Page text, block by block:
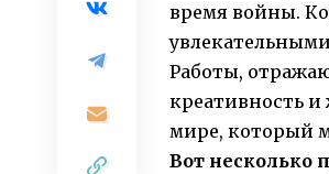
время войны.
Работы,
креативность
мире, который
Вот несколько